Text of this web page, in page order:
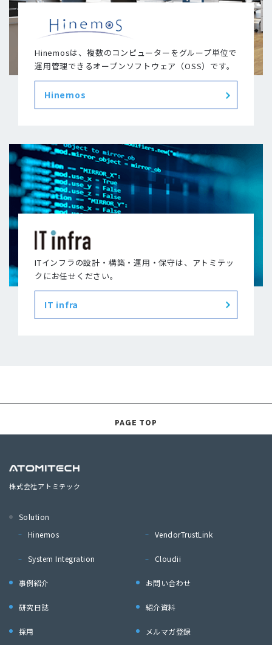
Hinemosは、複数のコンピューターをグループ単位で
運用管理できるオープンソフトウェア（OSS）です。
Hinemos
ITインフラの設計・構築・運用・保守は、アトミテッ
クにお任せください。
IT infra
PAGE TOP
株式会社アトミテック
Solution
Hinemos
VendorTrustLink
System Integration Cloudii
事例紹介
研究日誌
採用
お問い合わせ
紹介資料
メルマガ登録